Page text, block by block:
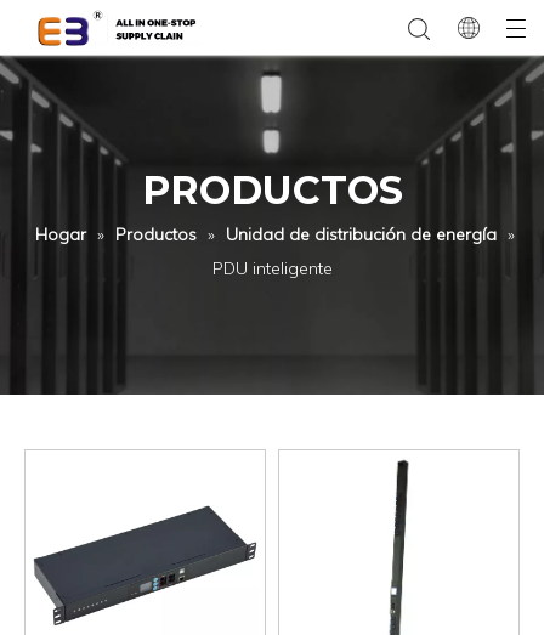
PRODUCTOS
Hogar » Productos » Unidad de distribución de energía »
PDU inteligente